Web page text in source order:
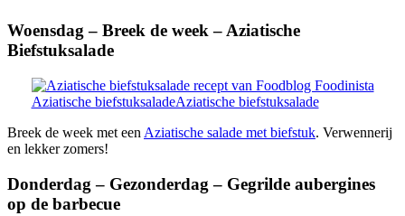
Woensdag – Breek de week – Aziatische
Biefstuksalade
Aziatische biefstuksaladeAziatische biefstuksalade
Breek de week met een Aziatische salade met biefstuk. Verwennerij
en lekker zomers!
Donderdag – Gezonderdag – Gegrilde aubergines
op de barbecue